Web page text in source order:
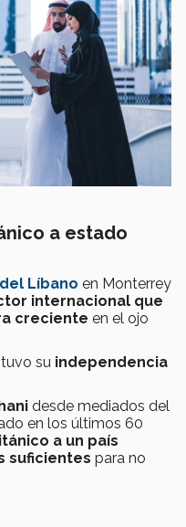
a estado
Líbano en Monterrey
internacional que
creciente en el ojo
su independencia
desde mediados del
en los últimos 60
a un país
suficientes para no